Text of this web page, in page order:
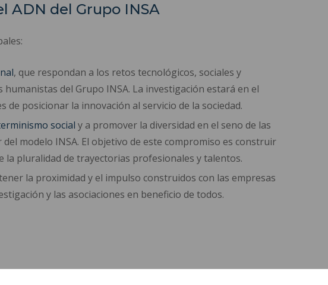
ADN del Grupo INSA
, que respondan a los retos tecnológicos, sociales y
del Grupo INSA. La investigación estará en el
posicionar la innovación al servicio de la sociedad.
social y a promover la diversidad en el seno de las
modelo INSA. El objetivo de este compromiso es construir
la pluralidad de trayectorias profesionales y talentos.
la proximidad y el impulso construidos con las empresas
y las asociaciones en beneficio de todos.